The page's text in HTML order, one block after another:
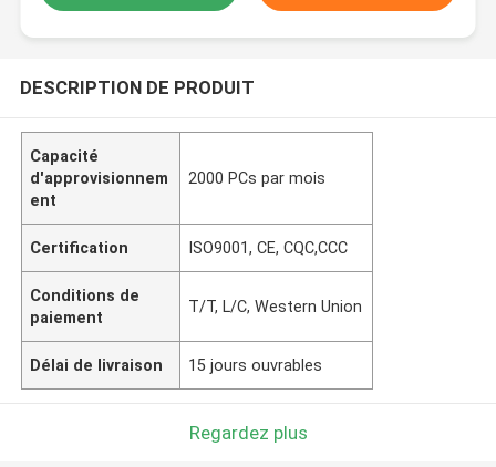
DESCRIPTION DE PRODUIT
Capacité
d'approvisionnem
ent
2000 PCs par mois
Certification ISO9001, CE, CQC,CCC
Conditions de
paiement
T/T, L/C, Western Union
Délai de livraison 15 jours ouvrables
Regardez plus